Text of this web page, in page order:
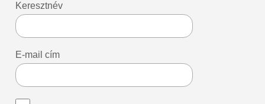
Keresztnév
E-mail cím